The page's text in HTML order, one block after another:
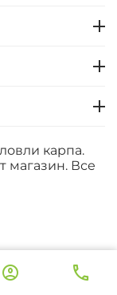
карпа.
магазин. Все